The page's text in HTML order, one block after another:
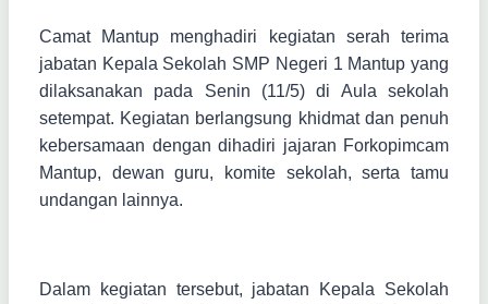
Camat Mantup menghadiri kegiatan serah terima
jabatan Kepala Sekolah SMP Negeri 1 Mantup yang
dilaksanakan pada Senin (11/5) di Aula sekolah
setempat. Kegiatan berlangsung khidmat dan penuh
kebersamaan dengan dihadiri jajaran Forkopimcam
Mantup, dewan guru, komite sekolah, serta tamu
undangan lainnya.
Dalam kegiatan tersebut, jabatan Kepala Sekolah